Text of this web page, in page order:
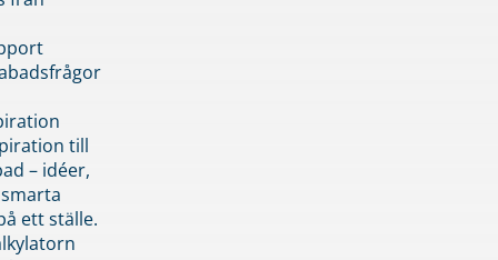
till
– idéer,
ett ställe.